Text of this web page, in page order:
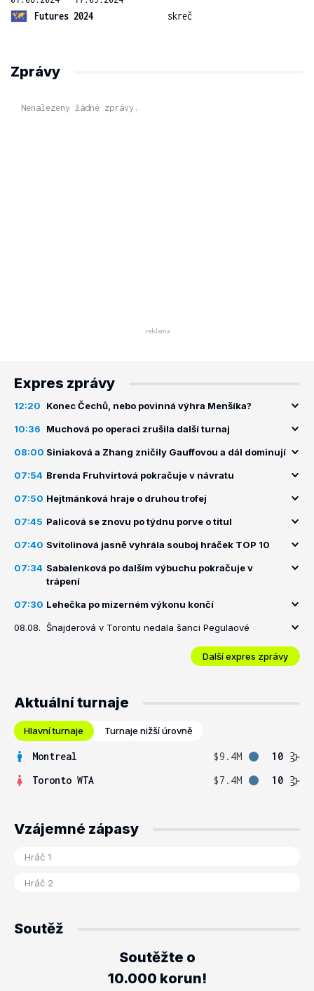
Futures 2024
skreč
Zprávy
Nenalezeny žádné zprávy.
Expres zprávy
12:20 Konec Čechů, nebo povinná výhra Menšíka?
10:36 Muchová po operaci zrušila další turnaj
08:00 Siniaková a Zhang zničily Gauffovou a dál dominují
07:54 Brenda Fruhvirtová pokračuje v návratu
07:50 Hejtmánková hraje o druhou trofej
07:45 Palicová se znovu po týdnu porve o titul
07:40 Svitolinová jasně vyhrála souboj hráček TOP 10
07:34 Sabalenková po dalším výbuchu pokračuje v
trápení
07:30 Lehečka po mizerném výkonu končí
08.08. Šnajderová v Torontu nedala šanci Pegulaové
Další expres zprávy
Aktuální turnaje
Hlavní turnaje Turnaje nižší úrovně
Montreal $9.4M
10
Toronto WTA
$7.4M 10
Vzájemné zápasy
Soutěž
Soutěžte o
10.000 korun!